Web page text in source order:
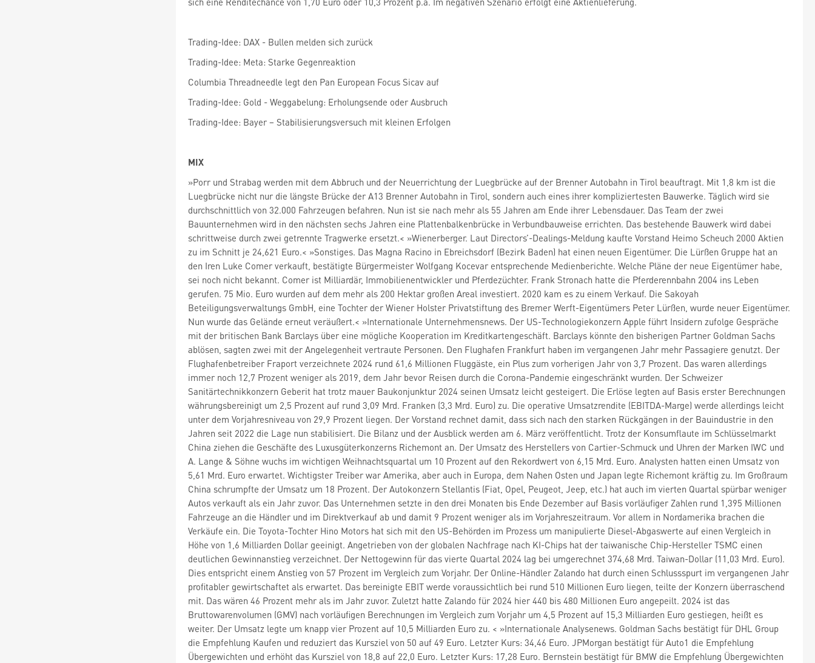
Trading-Idee: DAX - Bullen melden sich zurück
Trading-Idee: Meta: Starke Gegenreaktion
Columbia Threadneedle legt den Pan European Focus Sicav auf
Trading-Idee: Gold - Weggabelung: Erholungsende oder Ausbruch
Trading-Idee: Bayer – Stabilisierungsversuch mit kleinen Erfolgen
MIX
»Porr und Strabag werden mit dem Abbruch und der Neuerrichtung der Luegbrücke auf der Brenner Autobahn in Tirol beauftragt. Mit 1,8 km ist die
Luegbrücke nicht nur die längste Brücke der A13 Brenner Autobahn in Tirol, sondern auch eines ihrer kompliziertesten Bauwerke. Täglich wird sie
durchschnittlich von 32.000 Fahrzeugen befahren. Nun ist sie nach mehr als 55 Jahren am Ende ihrer Lebensdauer. Das Team der zwei
Bauunternehmen wird in den nächsten sechs Jahren eine Plattenbalkenbrücke in Verbundbauweise errichten. Das bestehende Bauwerk wird dabei
schrittweise durch zwei getrennte Tragwerke ersetzt.< »Wienerberger. Laut Directors’-Dealings-Meldung kaufte Vorstand Heimo Scheuch 2000 Aktien
zu im Schnitt je 24,621 Euro.< »Sonstiges. Das Magna Racino in Ebreichsdorf (Bezirk Baden) hat einen neuen Eigentümer. Die Lürßen Gruppe hat an
den Iren Luke Comer verkauft, bestätigte Bürgermeister Wolfgang Kocevar entsprechende Medienberichte. Welche Pläne der neue Eigentümer habe,
sei noch nicht bekannt. Comer ist Milliardär, Immobilienentwickler und Pferdezüchter. Frank Stronach hatte die Pferderennbahn 2004 ins Leben
gerufen. 75 Mio. Euro wurden auf dem mehr als 200 Hektar großen Areal investiert. 2020 kam es zu einem Verkauf. Die Sakoyah
Beteiligungsverwaltungs GmbH, eine Tochter der Wiener Holster Privatstiftung des Bremer Werft-Eigentümers Peter Lürßen, wurde neuer Eigentümer.
Nun wurde das Gelände erneut veräußert.< »Internationale Unternehmensnews. Der US-Technologiekonzern Apple führt Insidern zufolge Gespräche
mit der britischen Bank Barclays über eine mögliche Kooperation im Kreditkartengeschäft. Barclays könnte den bisherigen Partner Goldman Sachs
ablösen, sagten zwei mit der Angelegenheit vertraute Personen. Den Flughafen Frankfurt haben im vergangenen Jahr mehr Passagiere genutzt. Der
Flughafenbetreiber Fraport verzeichnete 2024 rund 61,6 Millionen Fluggäste, ein Plus zum vorherigen Jahr von 3,7 Prozent. Das waren allerdings
immer noch 12,7 Prozent weniger als 2019, dem Jahr bevor Reisen durch die Corona-Pandemie eingeschränkt wurden. Der Schweizer
Sanitärtechnikkonzern Geberit hat trotz mauer Baukonjunktur 2024 seinen Umsatz leicht gesteigert. Die Erlöse legten auf Basis erster Berechnungen
währungsbereinigt um 2,5 Prozent auf rund 3,09 Mrd. Franken (3,3 Mrd. Euro) zu. Die operative Umsatzrendite (EBITDA-Marge) werde allerdings leicht
unter dem Vorjahresniveau von 29,9 Prozent liegen. Der Vorstand rechnet damit, dass sich nach den starken Rückgängen in der Bauindustrie in den
Jahren seit 2022 die Lage nun stabilisiert. Die Bilanz und der Ausblick werden am 6. März veröffentlicht. Trotz der Konsumflaute im Schlüsselmarkt
China ziehen die Geschäfte des Luxusgüterkonzerns Richemont an. Der Umsatz des Herstellers von Cartier-Schmuck und Uhren der Marken IWC und
A. Lange & Söhne wuchs im wichtigen Weihnachtsquartal um 10 Prozent auf den Rekordwert von 6,15 Mrd. Euro. Analysten hatten einen Umsatz von
5,61 Mrd. Euro erwartet. Wichtigster Treiber war Amerika, aber auch in Europa, dem Nahen Osten und Japan legte Richemont kräftig zu. Im Großraum
China schrumpfte der Umsatz um 18 Prozent. Der Autokonzern Stellantis (Fiat, Opel, Peugeot, Jeep, etc.) hat auch im vierten Quartal spürbar weniger
Autos verkauft als ein Jahr zuvor. Das Unternehmen setzte in den drei Monaten bis Ende Dezember auf Basis vorläufiger Zahlen rund 1,395 Millionen
Fahrzeuge an die Händler und im Direktverkauf ab und damit 9 Prozent weniger als im Vorjahreszeitraum. Vor allem in Nordamerika brachen die
Verkäufe ein. Die Toyota-Tochter Hino Motors hat sich mit den US-Behörden im Prozess um manipulierte Diesel-Abgaswerte auf einen Vergleich in
Höhe von 1,6 Milliarden Dollar geeinigt. Angetrieben von der globalen Nachfrage nach KI-Chips hat der taiwanische Chip-Hersteller TSMC einen
deutlichen Gewinnanstieg verzeichnet. Der Nettogewinn für das vierte Quartal 2024 lag bei umgerechnet 374,68 Mrd. Taiwan-Dollar (11,03 Mrd. Euro).
Dies entspricht einem Anstieg von 57 Prozent im Vergleich zum Vorjahr. Der Online-Händler Zalando hat durch einen Schlussspurt im vergangenen Jahr
profitabler gewirtschaftet als erwartet. Das bereinigte EBIT werde voraussichtlich bei rund 510 Millionen Euro liegen, teilte der Konzern überraschend
mit. Das wären 46 Prozent mehr als im Jahr zuvor. Zuletzt hatte Zalando für 2024 hier 440 bis 480 Millionen Euro angepeilt. 2024 ist das
Bruttowarenvolumen (GMV) nach vorläufigen Berechnungen im Vergleich zum Vorjahr um 4,5 Prozent auf 15,3 Milliarden Euro gestiegen, heißt es
weiter. Der Umsatz legte um knapp vier Prozent auf 10,5 Milliarden Euro zu. < »Internationale Analysenews. Goldman Sachs bestätigt für DHL Group
die Empfehlung Kaufen und reduziert das Kursziel von 50 auf 49 Euro. Letzter Kurs: 34,46 Euro. JPMorgan bestätigt für Auto1 die Empfehlung
Übergewichten und erhöht das Kursziel von 18,8 auf 22,0 Euro. Letzter Kurs: 17,28 Euro. Bernstein bestätigt für BMW die Empfehlung Übergewichten